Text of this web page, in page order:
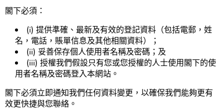
閣下必須：
(i) 提供準確、最新及有效的登記資料（包括電郵，姓
名，電話，賬單信息及其他相關資料）；
(ii) 妥善保存個人使用者名稱及密碼；及
(iii) 授權我們假設只有您或您授權的人士使用閣下的使
用者名稱及密碼登入本網站。
閣下必須立即通知我們任何資料變更，以確保我們能夠更有
效更快捷與您聯絡。